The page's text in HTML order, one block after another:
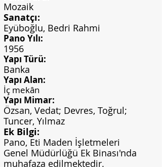
Mozaik
Sanatçı:
Eyüboğlu, Bedri Rahmi
Pano Yılı:
1956
Yapı Türü:
Banka
Yapı Alan:
İç mekân
Yapı Mimar:
Özsan, Vedat; Devres, Toğrul;
Tuncer, Yılmaz
Ek Bilgi:
Pano, Eti Maden İşletmeleri
Genel Müdürlüğü Ek Binası'nda
muhafaza edilmektedir.